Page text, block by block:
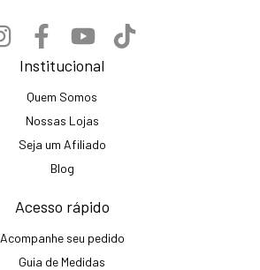
Institucional
Quem Somos
Nossas Lojas
Seja um Afiliado
Blog
Acesso rápido
Acompanhe seu pedido
Guia de Medidas